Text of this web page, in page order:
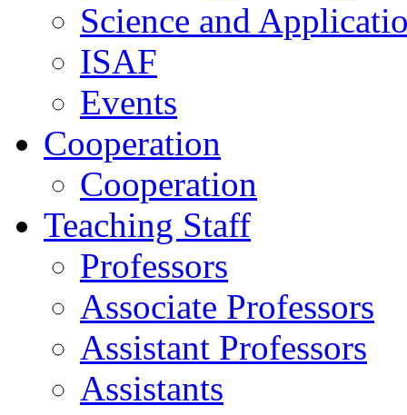
Science and
ISAF
Events
Cooperation
Cooperation
Teaching Staff
Professors
Associate Professors
Assistant Professors
Assistants